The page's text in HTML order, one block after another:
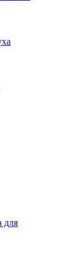
для